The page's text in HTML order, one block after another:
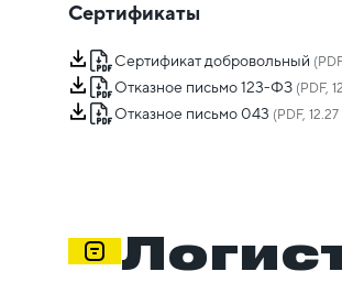
Сертификаты
Сертификат добровольный
Отказное письмо 123-ФЗ (PDF,
Отказное письмо 043 (PDF,